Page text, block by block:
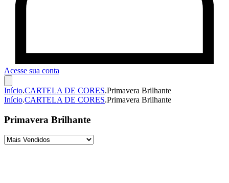
Acesse sua conta
Início.CARTELA DE CORES.Primavera Brilhante
Início.CARTELA DE CORES.Primavera Brilhante
Primavera Brilhante